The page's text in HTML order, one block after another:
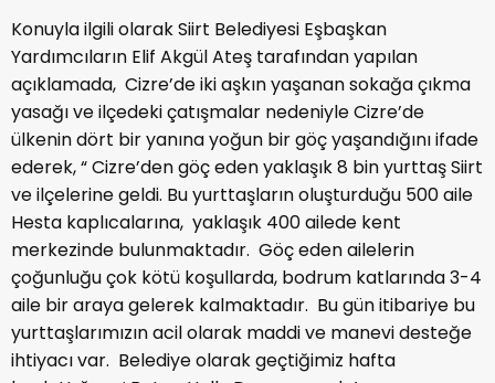
Konuyla ilgili olarak Siirt Belediyesi Eşbaşkan
Yardımcıların Elif Akgül Ateş tarafından yapılan
açıklamada, Cizre’de iki aşkın yaşanan sokağa çıkma
yasağı ve ilçedeki çatışmalar nedeniyle Cizre’de
ülkenin dört bir yanına yoğun bir göç yaşandığını ifade
ederek, “ Cizre’den göç eden yaklaşık 8 bin yurttaş Siirt
ve ilçelerine geldi. Bu yurttaşların oluşturduğu 500 aile
Hesta kaplıcalarına, yaklaşık 400 ailede kent
merkezinde bulunmaktadır. Göç eden ailelerin
çoğunluğu çok kötü koşullarda, bodrum katlarında 3-4
aile bir araya gelerek kalmaktadır. Bu gün itibariye bu
yurttaşlarımızın acil olarak maddi ve manevi desteğe
ihtiyacı var. Belediye olarak geçtiğimiz hafta